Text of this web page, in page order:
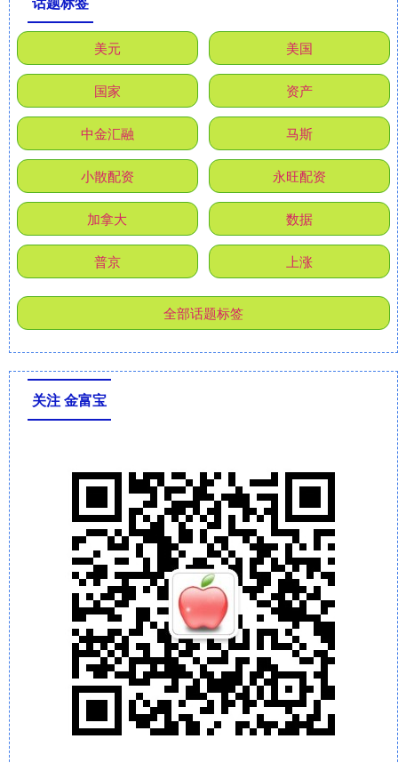
美元 美国
国家 资产
中金汇融 马斯
小散配资 永旺配资
加拿大 数据
普京 上涨
全部话题标签
关注 金富宝